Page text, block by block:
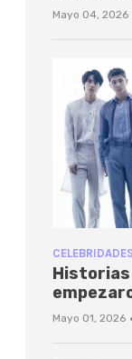
Mayo 04, 2026
Historias
Mayo 01, 2026